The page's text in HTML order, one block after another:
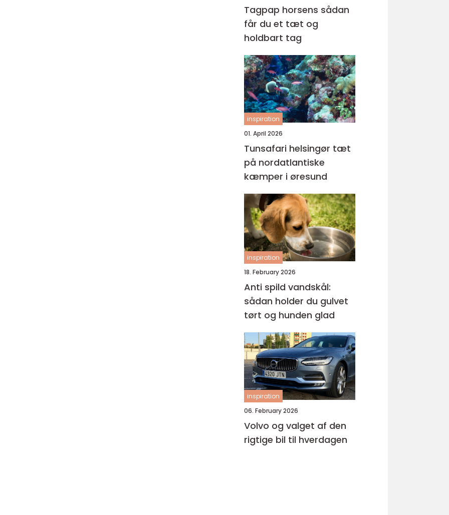
Tagpap horsens sådan
får du et tæt og
holdbart tag
inspiration
01. April 2026
Tunsafari helsingør tæt
på nordatlantiske
kæmper i øresund
inspiration
18. February 2026
Anti spild vandskål:
sådan holder du gulvet
tørt og hunden glad
inspiration
06. February 2026
Volvo og valget af den
rigtige bil til hverdagen